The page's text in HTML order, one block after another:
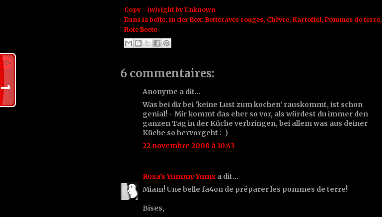
Copy - (w)right byUnknown
Dans la boîte, in der Box: Betteraves rouges, Chèvre, Kartoffel, Pommes de terre,
Rote Beete
6 commentaires:
Anonyme a dit…
Was bei dir bei 'keine Lust zum kochen' rauskommt, ist schon
genial! - Mir kommt das eher so vor, als würdest du immer den
ganzen Tag in der Küche verbringen, bei allem was aus deiner
Küche so hervorgeht :-)
22 novembre 2008 à 10:43
Rosa's Yummy Yums a dit…
Miam! Une belle fa4on de préparer les pommes de terre!
Bises,